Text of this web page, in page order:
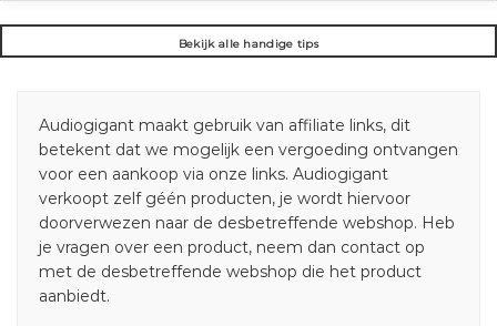
Bekijk alle handige tips
Audiogigant maakt gebruik van affiliate links, dit
betekent dat we mogelijk een vergoeding ontvangen
voor een aankoop via onze links. Audiogigant
verkoopt zelf géén producten, je wordt hiervoor
doorverwezen naar de desbetreffende webshop. Heb
je vragen over een product, neem dan contact op
met de desbetreffende webshop die het product
aanbiedt.